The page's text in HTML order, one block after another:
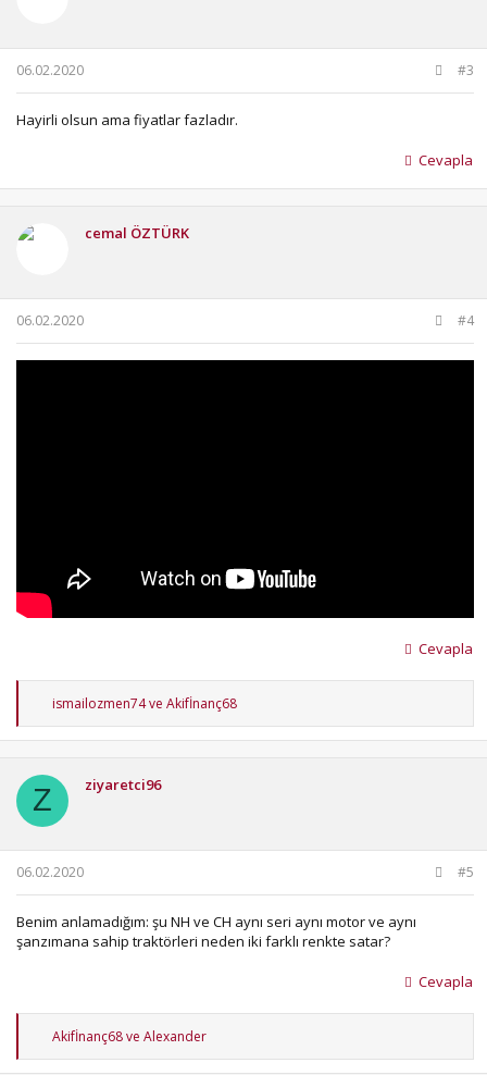
06.02.2020 #3
Hayirli olsun ama fiyatlar fazladır.
Cevapla
cemal ÖZTÜRK
06.02.2020 #4
Cevapla
T
p
r
ismailozmen74ve Akifİnanç68
Z ziyaretci96
06.02.2020 #5
Benim anlamadığım: şu NH ve CH aynı seri aynı motor ve aynı
şanzımana sahip traktörleri neden iki farklı renkte satar?
Cevapla
T
p
Akifİnanç68ve Alexander